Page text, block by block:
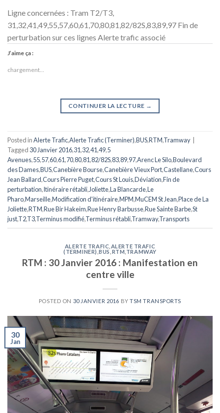
Ligne concernées : Tram T2/T3,
31,32,41,49,55,57,60,61,70,80,81,82/82S,83,89,97 Fin de
perturbation sur ces lignes Alerte trafic associé
J’aime ça :
chargement…
CONTINUER LA LECTURE →
Posted inAlerte Trafic,Alerte Trafic (Terminer),BUS,RTM,Tramway
Tagged 30 Janvier 2016,31,32,41,49,5
Avenues,55,57,60,61,70,80,81,82/82S,83,89,97,Arenc Le Silo,Boulevard
des Dames,BUS,Canebière Bourse,Canebière Vieux Port,Castellane,Cours
Jean Ballard,Cours Pierre Puget,Cours St Louis,Déviation,Fin de
perturbation,Itinéraire rétabli,Joliette,La Blancarde,Le
Pharo,Marseille,Modification d'itinéraire,MPM,MuCEM St Jean,Place de La
Joliette,RTM,Rue Bir Hakeim,Rue Henry Barbusse,Rue Sainte Barbe,St
just,T2,T3,Terminus modifié,Terminus rétabli,Tramway,Transports
ALERTE TRAFIC ALERTE TRAFIC
(TERMINER) ,BUS RTM TRAMWAY
RTM : 30 Janvier 2016 : Manifestation en
centre ville
POSTED ON 30 JANVIER 2016 BYTSM TRANSPORTS
30
Jan